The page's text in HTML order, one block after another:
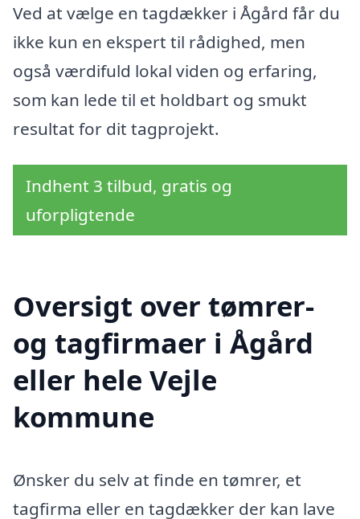
Ved at vælge en tagdækker i Ågård får du
ikke kun en ekspert til rådighed, men
også værdifuld lokal viden og erfaring,
som kan lede til et holdbart og smukt
resultat for dit tagprojekt.
Indhent 3 tilbud, gratis og
uforpligtende
Oversigt over tømrer-
og tagfirmaer i Ågård
eller hele Vejle
kommune
Ønsker du selv at finde en tømrer, et
tagfirma eller en tagdækker der kan lave